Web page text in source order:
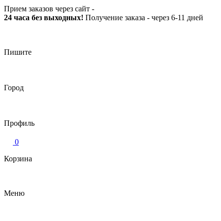
Прием заказов через сайт -
24 часа без выходных! Получение заказа - через 6-11 дней
Пишите
Город
Профиль
0
Корзина
Меню